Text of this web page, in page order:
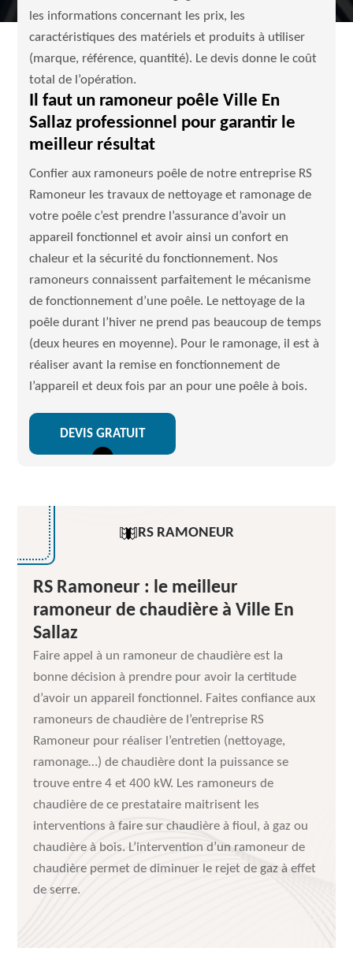
les informations concernant les prix, les
caractéristiques des matériels et produits à utiliser
(marque, référence, quantité). Le devis donne le coût
total de l’opération.
Il faut un ramoneur poêle Ville En
Sallaz professionnel pour garantir le
meilleur résultat
Confier aux ramoneurs poêle de notre entreprise RS
Ramoneur les travaux de nettoyage et ramonage de
votre poêle c’est prendre l’assurance d’avoir un
appareil fonctionnel et avoir ainsi un confort en
chaleur et la sécurité du fonctionnement. Nos
ramoneurs connaissent parfaitement le mécanisme
de fonctionnement d’une poêle. Le nettoyage de la
poêle durant l’hiver ne prend pas beaucoup de temps
(deux heures en moyenne). Pour le ramonage, il est à
réaliser avant la remise en fonctionnement de
l’appareil et deux fois par an pour une poêle à bois.
DEVIS GRATUIT
RS RAMONEUR
RS Ramoneur : le meilleur
ramoneur de chaudière à Ville En
Sallaz
Faire appel à un ramoneur de chaudière est la
bonne décision à prendre pour avoir la certitude
d’avoir un appareil fonctionnel. Faites confiance aux
ramoneurs de chaudière de l’entreprise RS
Ramoneur pour réaliser l’entretien (nettoyage,
ramonage…) de chaudière dont la puissance se
trouve entre 4 et 400 kW. Les ramoneurs de
chaudière de ce prestataire maitrisent les
interventions à faire sur chaudière à fioul, à gaz ou
chaudière à bois. L’intervention d’un ramoneur de
chaudière permet de diminuer le rejet de gaz à effet
de serre.